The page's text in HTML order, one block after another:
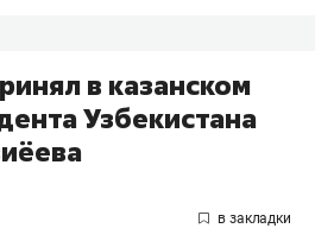
в казанском
Узбекистана